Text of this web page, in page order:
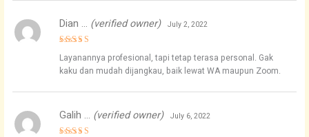
out of 5
Dian … (verified owner) July 2, 2022
Layanannya profesional, tapi tetap terasa personal. Gak
kaku dan mudah dijangkau, baik lewat WA maupun Zoom.
Galih … (verified owner) July 6, 2022